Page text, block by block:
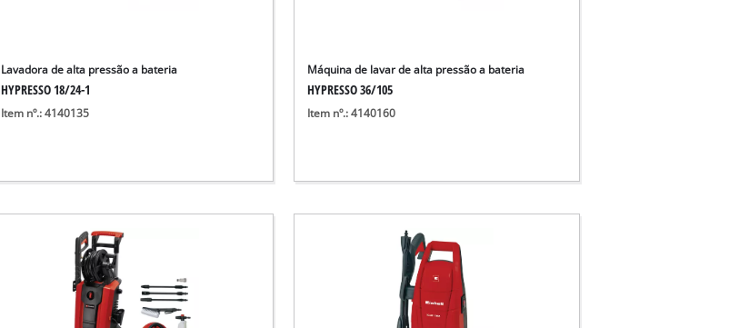
Lavadora de alta pressão a bateria
HYPRESSO 18/24-1
Item nº.: 4140135
Máquina de lavar de alta pressão a bateria
HYPRESSO 36/105
Item nº.: 4140160